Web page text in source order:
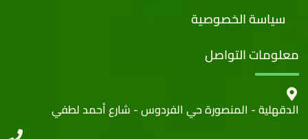
سياسة الخصوصية
معلومات التواصل
الدقهلية - المنصورة حي الفردوس - شارع أحمد لطفي